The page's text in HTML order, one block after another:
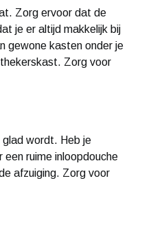
Zorg ervoor dat de
je er altijd makkelijk bij
gewone kasten onder je
Zorg voor
glad wordt. Heb je
ruime inloopdouche
afzuiging. Zorg voor